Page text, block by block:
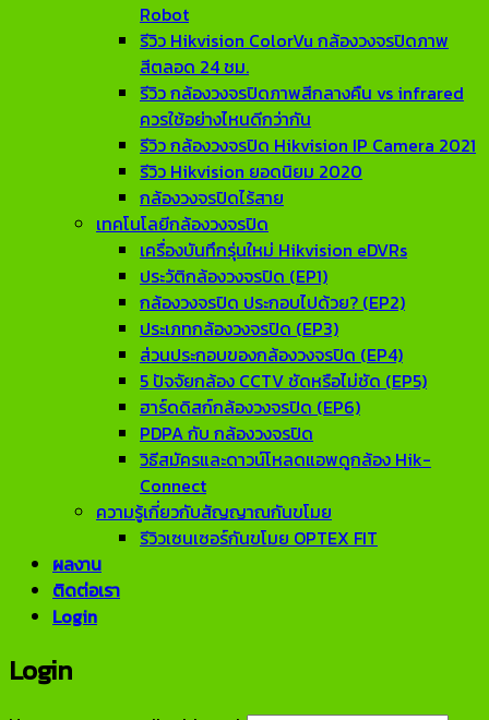
Robot
รีวิว Hikvision ColorVu กล้องวงจรปิดภาพ
สีตลอด 24 ชม.
รีวิว กล้องวงจรปิดภาพสีกลางคืน vs infrared
ควรใช้อย่างไหนดีกว่ากัน
รีวิว กล้องวงจรปิด Hikvision IP Camera 2021
รีวิว Hikvision ยอดนิยม 2020
กล้องวงจรปิดไร้สาย
เทคโนโลยีกล้องวงจรปิด
เครื่องบันทึกรุ่นใหม่ Hikvision eDVRs
ประวัติกล้องวงจรปิด (EP1)
กล้องวงจรปิด ประกอบไปด้วย? (EP2)
ประเภทกล้องวงจรปิด (EP3)
ส่วนประกอบของกล้องวงจรปิด (EP4)
5 ปัจจัยกล้อง CCTV ชัดหรือไม่ชัด (EP5)
ฮาร์ดดิสก์กล้องวงจรปิด (EP6)
PDPA กับ กล้องวงจรปิด
วิธีสมัครและดาวน์โหลดแอพดูกล้อง Hik-
Connect
ความรู้เกี่ยวกับสัญญาณกันขโมย
รีวิวเซนเซอร์กันขโมย OPTEX FIT
ผลงาน
ติดต่อเรา
Login
Login